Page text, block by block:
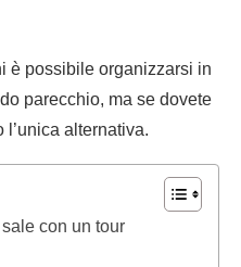
è possibile organizzarsi in
parecchio, ma se dovete
l’unica alternativa.
con un tour